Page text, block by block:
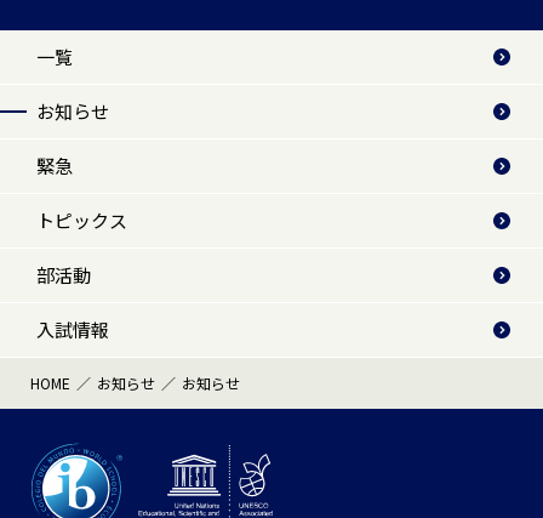
一覧
お知らせ
緊急
トピックス
部活動
入試情報
HOME お知らせ お知らせ